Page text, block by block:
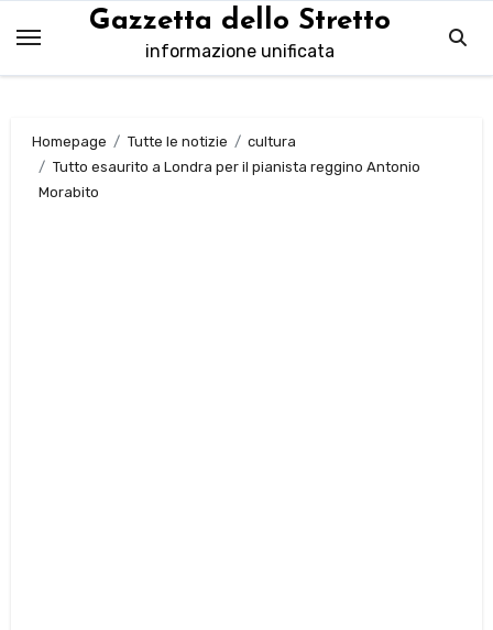
contenuto
Gazzetta dello Stretto
informazione unificata
Homepage Tutte le notizie
cultura
Tutto esaurito a Londra per il pianista reggino Antonio
Morabito